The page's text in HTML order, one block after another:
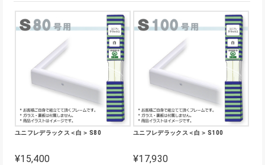
ユニフレデラックス＜白＞ S80
¥15,400
ユニフレデラックス＜白＞ S100
¥17,930